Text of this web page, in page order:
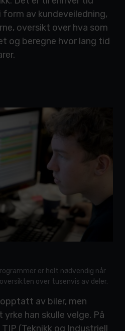
av kundeveiledning,
oversikt over hva som
og beregne hvor lang tid
er helt nødvendig når
over tusenvis av deler.
av biler, men
han skulle velge. På
(Teknikk og Industriell